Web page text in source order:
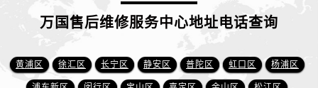
万国售后维修服务中心地址电话查询
黄浦区 徐汇区 长宁区 静安区 普陀区 虹口区 杨浦区